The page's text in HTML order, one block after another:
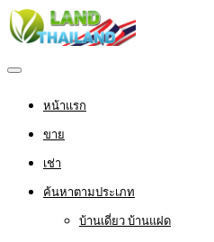
หน้าแรก
ขาย
เช่า
ค้นหาตามประเภท
บ้านเดี่ยว บ้านแฝด